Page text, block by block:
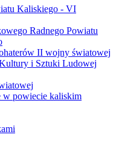
Kaliskiego - VI
Radnego Powiatu
II wojny światowej
i Sztuki Ludowej
w powiecie kaliskim